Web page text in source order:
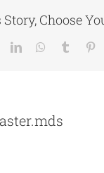
Choose
LinkedInWhatsApp
Tumblr